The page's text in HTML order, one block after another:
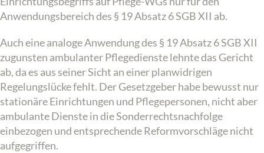
Anwendungsbereich des § 19 Absatz 6 SGB XII ab.
Auch eine analoge Anwendung des § 19 Absatz 6 SGB XII
zugunsten ambulanter Pflegedienste lehnte das Gericht
ab, da es aus seiner Sicht an einer planwidrigen
Regelungslücke fehlt. Der Gesetzgeber habe bewusst nur
stationäre Einrichtungen und Pflegepersonen, nicht aber
ambulante Dienste in die Sonderrechtsnachfolge
einbezogen und entsprechende Reformvorschläge nicht
aufgegriffen.